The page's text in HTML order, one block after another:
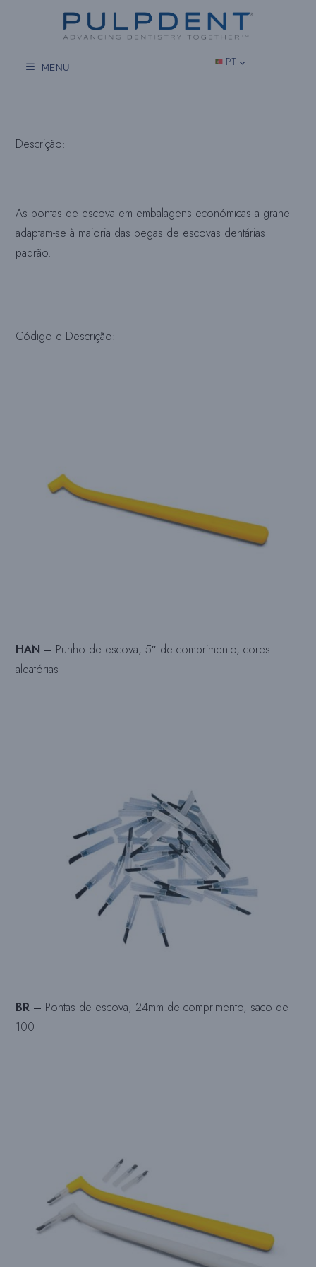
conteúdo
MENU PT
Descrição:
As pontas de escova em embalagens económicas a granel
adaptam-se à maioria das pegas de escovas dentárias
padrão.
Código e Descrição:
HAN – Punho de escova, 5″ de comprimento, cores
aleatórias
BR – Pontas de escova, 24mm de comprimento, saco de
100